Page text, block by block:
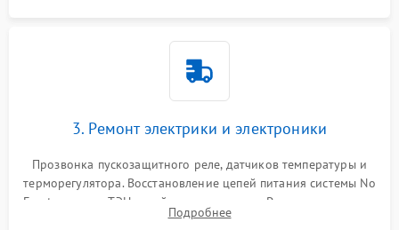
3. Ремонт электрики и электроники
Прозвонка пускозащитного реле, датчиков температуры и
терморегулятора. Восстановление цепей питания системы No
Frost, включая ТЭН оттайки и вентилятор. Ремонт или замена
платы управления при сбоях алгоритмов.
Подробнее